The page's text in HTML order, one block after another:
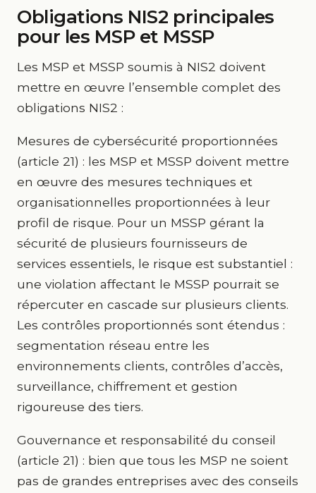
Obligations NIS2 principales
pour les MSP et MSSP
Les MSP et MSSP soumis à NIS2 doivent
mettre en œuvre l’ensemble complet des
obligations NIS2 :
Mesures de cybersécurité proportionnées
(article 21) : les MSP et MSSP doivent mettre
en œuvre des mesures techniques et
organisationnelles proportionnées à leur
profil de risque. Pour un MSSP gérant la
sécurité de plusieurs fournisseurs de
services essentiels, le risque est substantiel :
une violation affectant le MSSP pourrait se
répercuter en cascade sur plusieurs clients.
Les contrôles proportionnés sont étendus :
segmentation réseau entre les
environnements clients, contrôles d’accès,
surveillance, chiffrement et gestion
rigoureuse des tiers.
Gouvernance et responsabilité du conseil
(article 21) : bien que tous les MSP ne soient
pas de grandes entreprises avec des conseils